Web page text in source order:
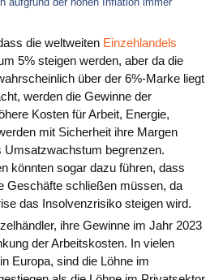
365 Business Central
mit Pimics
aufgrund der hohen Inflation immer
die weltweiten Einzehlandels
5% steigen werden, aber da die
über der 6%-Marke liegt
werden die Gewinne der
Kosten für Arbeit, Energie,
mit Sicherheit ihre Margen
Umsatzwachstum begrenzen.
könnten sogar dazu führen, dass
Geschäfte schließen müssen, da
das Insolvenzrisiko steigen wird.
ihre Gewinne im Jahr 2023
der Arbeitskosten. In vielen
Europa, sind die Löhne im